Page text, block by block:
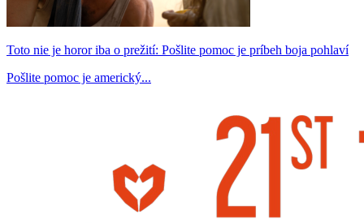
Toto nie je horor iba o prežití: Pošlite pomoc je príbeh boja pohlaví
Pošlite pomoc je americký...